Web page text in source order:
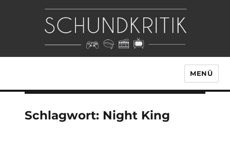
MENÜ
Schlagwort: Night King